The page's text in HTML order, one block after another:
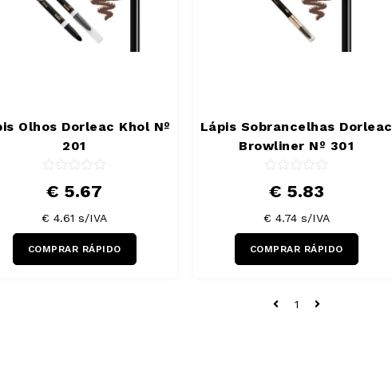
Olhos Dorleac Khol Nº
201
€ 5.67
€ 4.61 s/IVA
COMPRAR RÁPIDO
Lápis Sobrancelhas Dorleac
Browliner Nº 301
€ 5.83
€ 4.74s/IVA
COMPRAR RÁPIDO
1